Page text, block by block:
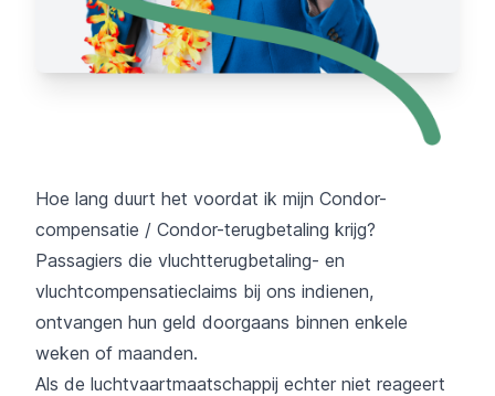
Hoe lang duurt het voordat ik mijn Condor-
compensatie / Condor-terugbetaling krijg?
Passagiers die vluchtterugbetaling- en
vluchtcompensatieclaims bij ons indienen,
ontvangen hun geld doorgaans binnen enkele
weken of maanden.
Als de luchtvaartmaatschappij echter niet reageert